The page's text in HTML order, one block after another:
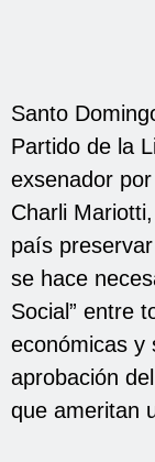
Santo
Partido de la
exsenador
Charli
país
se hace
Social” entre
económicas y
aprobación
que ameritan